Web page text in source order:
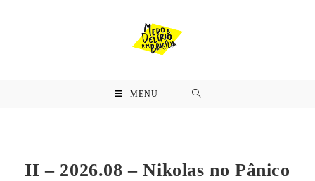
MENU
II – 2026.08 – Nikolas no Pânico